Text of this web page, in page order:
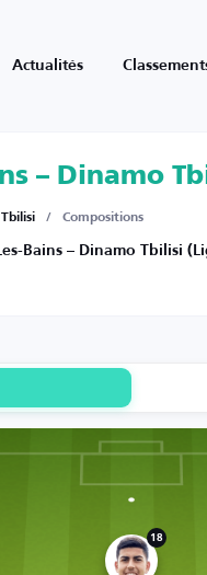
Actualités
– Dinamo
/ Compositions
Bains – Dinamo Tbilisi
18